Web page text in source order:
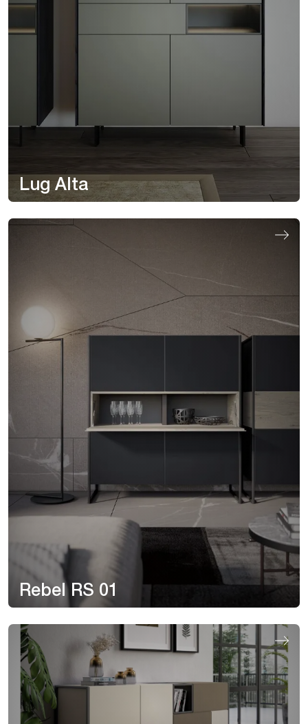
Lug Alta
Rebel RS 01